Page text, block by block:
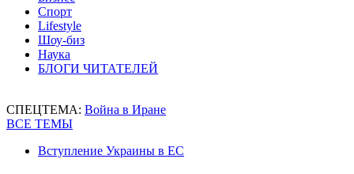
Спорт
Lifestyle
Шоу-биз
Наука
БЛОГИ ЧИТАТЕЛЕЙ
СПЕЦТЕМА: Война в Иране
ВСЕ ТЕМЫ
Вступление Украины в ЕС